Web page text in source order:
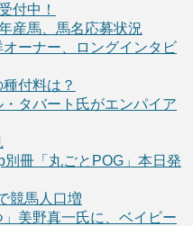
付中！
産馬、馬名応募状況
ーナー、ロングインタビ
付料は？
タバート氏がエンパイア
別冊「丸ごとPOG」本日発
競馬人口増
」美野真一氏に、ベイビー